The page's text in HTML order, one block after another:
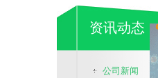
资讯动态
公司新闻